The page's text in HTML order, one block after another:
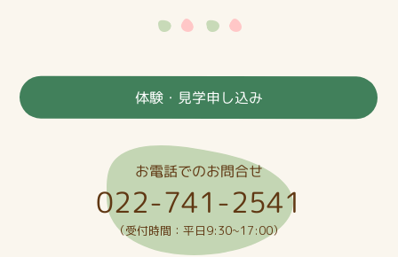
体験・見学申し込み
お電話でのお問合せ
022-741-2541
（受付時間：平日9:30~17:00）